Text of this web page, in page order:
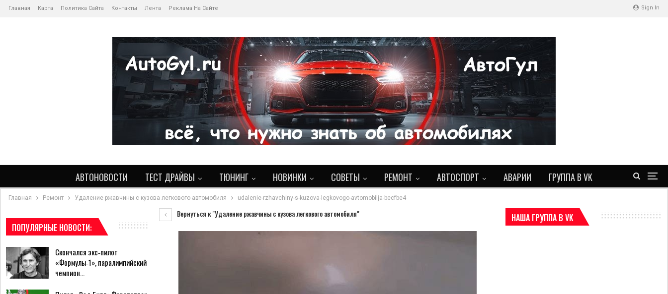
Sign In
Главная Карта Политика Сайта Контакты Лента Реклама На Сайте
АВТОНОВОСТИ ТЕСТ ДРАЙВЫ ТЮНИНГ НОВИНКИ СОВЕТЫ РЕМОНТ АВТОСПОРТ АВАРИИ ГРУППА В VK
Главная Ремонт Удаление ржавчины с кузова легкового автомобиля udalenie-rzhavchiny-s-kuzova-legkovogo-avtomobilja-becfbe4
Вернуться к "Удаление ржавчины с кузова легкового автомобиля" НАША ГРУППА В VK
ПОПУЛЯРНЫЕ НОВОСТИ:
Скончался экс‑пилот
«Формулы‑1», паралимпийский
чемпион…